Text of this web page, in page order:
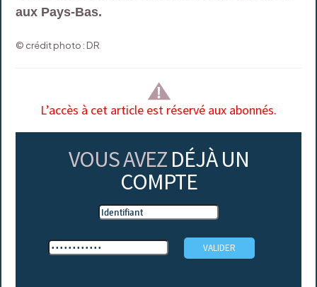
aux Pays-Bas.
© crédit photo : DR
L’accès à cet article est réservé aux abonnés.
VOUS AVEZ DÉJÀ UN
COMPTE